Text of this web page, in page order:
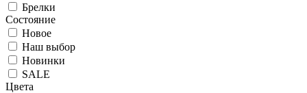
Брелки
Состояние
Новое
Наш выбор
Новинки
SALE
Цвета